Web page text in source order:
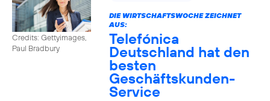
Credits: Gettyimages,
Paul Bradbury
DIE WIRTSCHAFTSWOCHE ZEICHNET
AUS:
Telefónica
Deutschland hat den
besten
Geschäftskunden-
Service